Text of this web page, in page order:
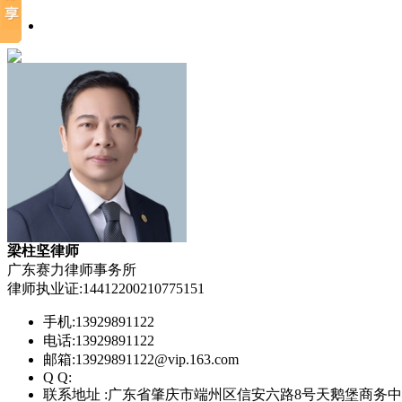
梁柱坚律师
广东赛力律师事务所
律师执业证:14412200210775151
手机:13929891122
电话:13929891122
邮箱:13929891122@vip.163.com
Q Q:
联系地址 :广东省肇庆市端州区信安六路8号天鹅堡商务